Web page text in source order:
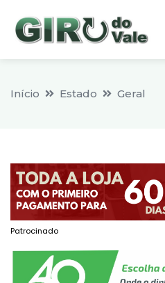
Início Estado Geral
Patrocinado